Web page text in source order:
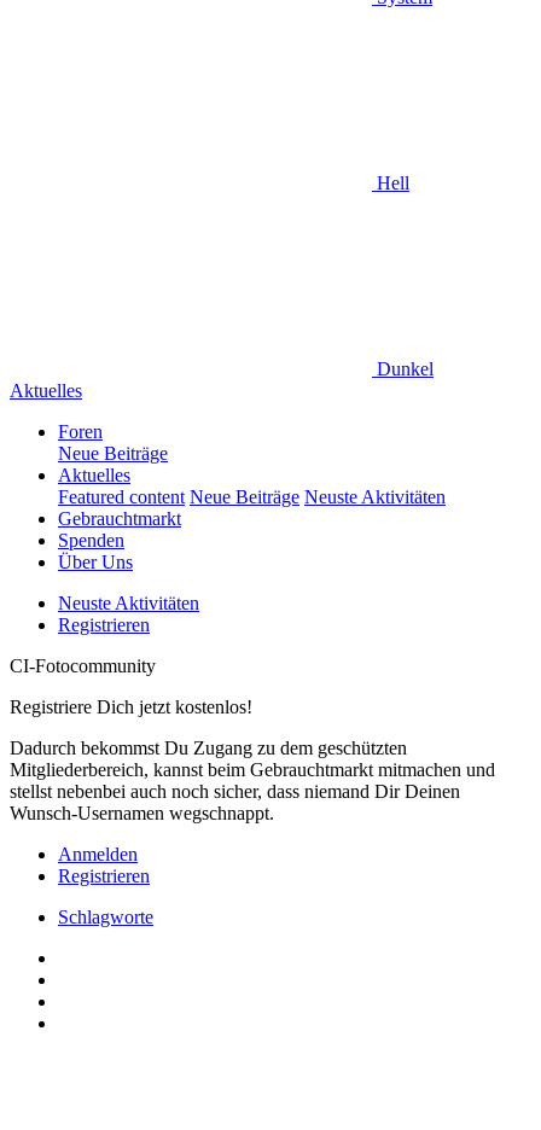
Hell
Dunkel
Aktuelles
Foren
Neue Beiträge
Aktuelles
Featured content Neue Beiträge Neuste Aktivitäten
Gebrauchtmarkt
Spenden
Über Uns
Neuste Aktivitäten
Registrieren
CI-Fotocommunity
Registriere Dich jetzt kostenlos!
Dadurch bekommst Du Zugang zu dem geschützten
Mitgliederbereich, kannst beim Gebrauchtmarkt mitmachen und
stellst nebenbei auch noch sicher, dass niemand Dir Deinen
Wunsch-Usernamen wegschnappt.
Anmelden
Registrieren
Schlagworte